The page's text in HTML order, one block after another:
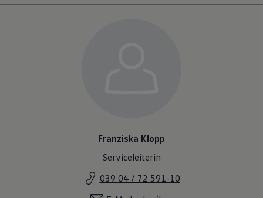
Franziska Klopp
Serviceleiterin
039 04 / 72 591-10